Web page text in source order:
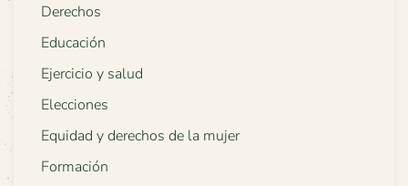
Derechos
Educación
Ejercicio y salud
Elecciones
Equidad y derechos de la mujer
Formación